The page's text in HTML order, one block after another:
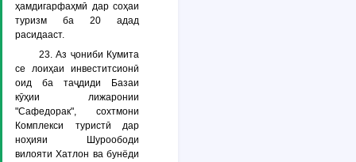
ҳамдигарфаҳмӣ дар соҳаи
туризм ба 20 адад
расидааст.
23. Аз ҷониби Кумита
се лоиҳаи инвеститсионӣ
оид ба таҷдиди Базаи
кӯҳии лижаронии
"Сафедорак", сохтмони
Комплекси туристӣ дар
ноҳияи Шуроободи
вилояти Хатлон ва бунёди